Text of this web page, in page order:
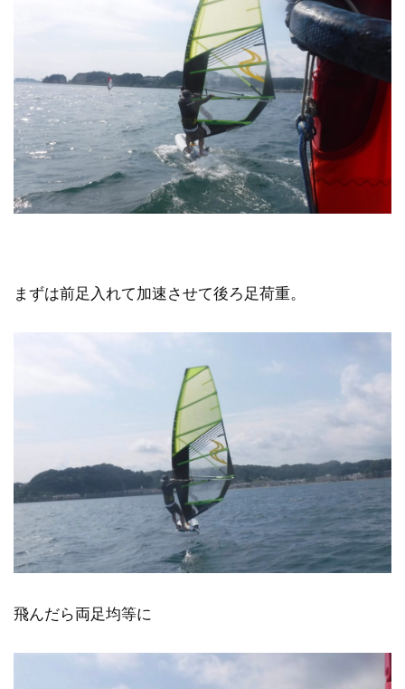
まずは前足入れて加速させて後ろ足荷重。
飛んだら両足均等に